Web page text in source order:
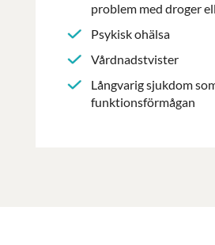
problem med droger
Psykisk ohälsa
Vårdnadstvister
Långvarig sjukdom
funktionsförmågan